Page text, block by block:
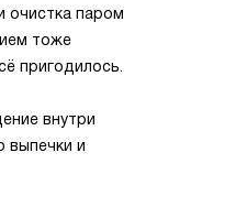
очистка паром
тоже
пригодилось.
внутри
выпечки и